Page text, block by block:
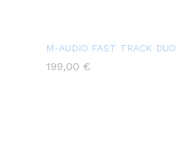
M-AUDIO FAST TRACK DUO
199,00 €